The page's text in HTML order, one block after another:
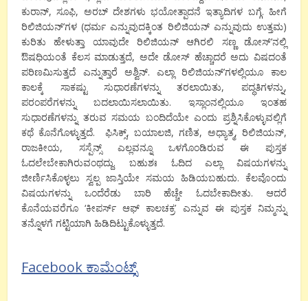
ಕುರಾನ್, ಸೂಫಿ, ಅರಬ್ ದೇಶಗಳು ಭಯೋತ್ಪಾದನೆ ಇತ್ಯಾದಿಗಳ ಬಗ್ಗೆ. ಹೀಗೆ
ರಿಲಿಜಿಯನ್’ಗಳ (ಧರ್ಮ ಎನ್ನುವುದಕ್ಕಿಂತ ರಿಲಿಜಿಯನ್ ಎನ್ನುವುದು ಉತ್ತಮ)
ಕುರಿತು ಹೇಳುತ್ತಾ ಯಾವುದೇ ರಿಲಿಜಿಯನ್ ಆಗಿರಲಿ ಸಣ್ಣ ಡೋಸ್’ನಲ್ಲಿ
ಔಷಧಿಯಂತೆ ಕೆಲಸ ಮಾಡುತ್ತದೆ, ಅದೇ ಡೋಸ್ ಹೆಚ್ಚಾದರೆ ಅದು ವಿಷದಂತೆ
ಪರಿಣಮಿಸುತ್ತದೆ ಎನ್ನುತ್ತಾರೆ ಅಶ್ವಿನ್. ಎಲ್ಲಾ ರಿಲಿಜಿಯನ್’ಗಳಲ್ಲಿಯೂ ಕಾಲ
ಕಾಲಕ್ಕೆ ಸಾಕಷ್ಟು ಸುಧಾರಣೆಗಳನ್ನು ತರಲಾಯಿತು, ಪದ್ಧತಿಗಳನ್ನು,
ಪರಂಪರೆಗಳನ್ನು ಬದಲಾಯಿಸಲಾಯಿತು. ಇಸ್ಲಾಂನಲ್ಲಿಯೂ ಇಂತಹ
ಸುಧಾರಣೆಗಳನ್ನು ತರುವ ಸಮಯ ಬಂದಿದೆಯೇ ಎಂದು ಪ್ರಶ್ನಿಸಿಕೊಳ್ಳುವಲ್ಲಿಗೆ
ಕಥೆ ಕೊನೆಗೊಳ್ಳುತ್ತದೆ. ಫಿಸಿಕ್ಸ್, ಬಯಾಲಜಿ, ಗಣಿತ, ಅಧ್ಯಾತ್ಮ, ರಿಲಿಜಿಯನ್,
ರಾಜಕೀಯ, ಸಸ್ಪೆನ್ಸ್ ಎಲ್ಲವನ್ನೂ ಒಳಗೊಂಡಿರುವ ಈ ಪುಸ್ತಕ
ಓದಲೇಬೇಕಾಗಿರುವಂಥದ್ದು. ಬಹುಶಃ ಓದಿದ ಎಲ್ಲಾ ವಿಷಯಗಳನ್ನು
ಜೀರ್ಣಿಸಿಕೊಳ್ಳಲು ಸ್ವಲ್ಪ ಜಾಸ್ತಿಯೇ ಸಮಯ ಹಿಡಿಯಬಹುದು. ಕೆಲವೊಂದು
ವಿಷಯಗಳನ್ನು ಒಂದೆರೆಡು ಬಾರಿ ಹೆಚ್ಚೇ ಓದಬೇಕಾದೀತು. ಆದರೆ
ಕೊನೆಯವರೆಗೂ ‘ಕೀಪರ್ಸ್ ಆಫ್ ಕಾಲಚಕ್ರ’ ಎನ್ನುವ ಈ ಪುಸ್ತಕ ನಿಮ್ಮನ್ನು
ತನ್ನೊಳಗೆ ಗಟ್ಟಿಯಾಗಿ ಹಿಡಿದಿಟ್ಟುಕೊಳ್ಳುತ್ತದೆ.
Facebook ಕಾಮೆಂಟ್ಸ್